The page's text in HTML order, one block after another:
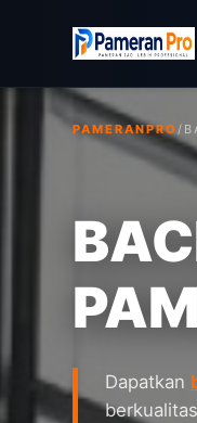
PAMERANPRO/
Dapatkan